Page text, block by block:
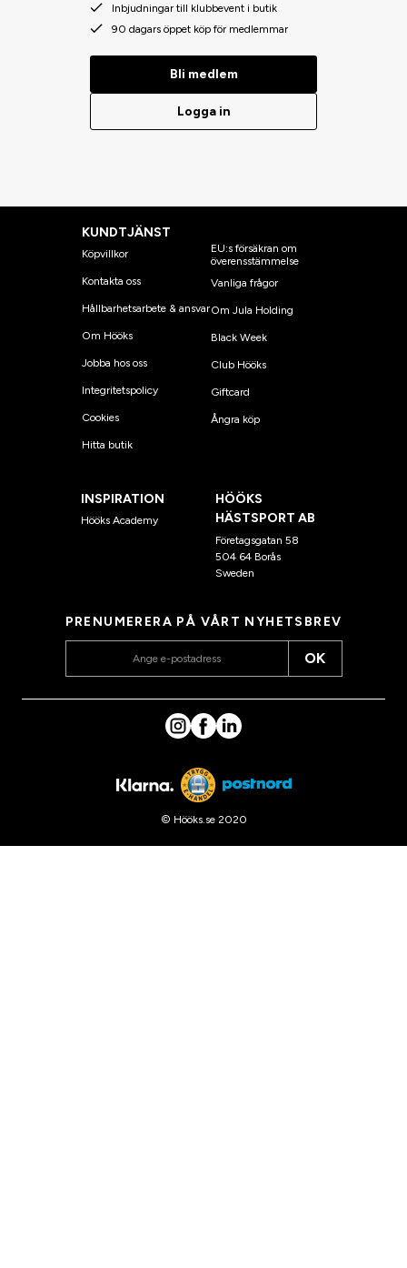
Inbjudningar till klubbevent i butik
90 dagars öppet köp för medlemmar
Bli medlem
Logga in
KUNDTJÄNST
Köpvillkor
Kontakta oss
Hållbarhetsarbete & ansvar
Om Hööks
Jobba hos oss
Integritetspolicy
Cookies
Hitta butik
EU:s försäkran om
överensstämmelse
Vanliga frågor
Om Jula Holding
Black Week
Club Hööks
Giftcard
Ångra köp
INSPIRATION
Hööks Academy
HÖÖKS
HÄSTSPORT AB
Företagsgatan 58
504 64 Borås
Sweden
PRENUMERERA PÅ VÅRT NYHETSBREV
OK
© Hööks.se 2020